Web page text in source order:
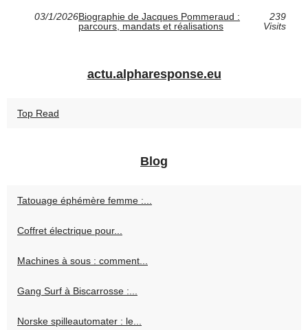
03/1/2026Biographie de Jacques Pommeraud :
parcours, mandats et réalisations
239
Visits
actu.alpharesponse.eu
Top Read
Blog
Tatouage éphémère femme :...
Coffret électrique pour...
Machines à sous : comment...
Gang Surf à Biscarrosse :...
Norske spilleautomater : le...